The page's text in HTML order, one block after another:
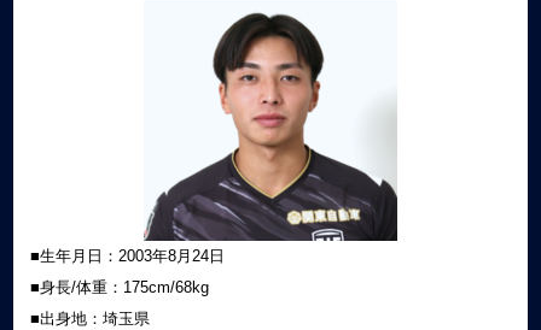
■生年月日：2003年8月24日
■身長/体重：175cm/68kg
■出身地：埼玉県